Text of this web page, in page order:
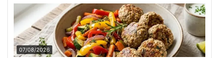
07/08/2026